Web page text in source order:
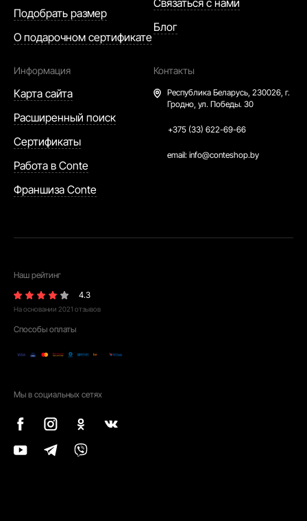
Подобрать размер
О подарочном сертификате
Связаться с нами
Блог
Информация
Карта сайта
Расширенный поиск
Сертификаты
Работа в Conte
Франшиза Conte
Контакты
Республика Беларусь, 230026, г.
Гродно, ул. Победы. 30
+375 (33) 622-69-66
email: info@conteshop.by
Наш рейтинг
4.3
На основании 2021 отзывов
Способы оплаты
Мы в социальных сетях